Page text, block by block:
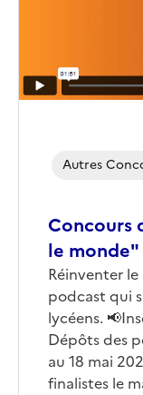
Concours
le monde"
Corps
Réinventer
podcast qui
lycéens.
Dépôts des
au 18 mai
finalistes le
Autres